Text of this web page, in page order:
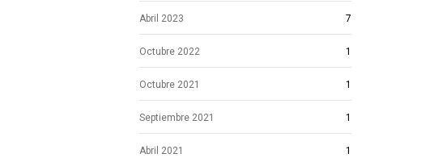
Abril 2023 7
Octubre 2022 1
Octubre 2021 1
Septiembre 2021 1
Abril 2021 1